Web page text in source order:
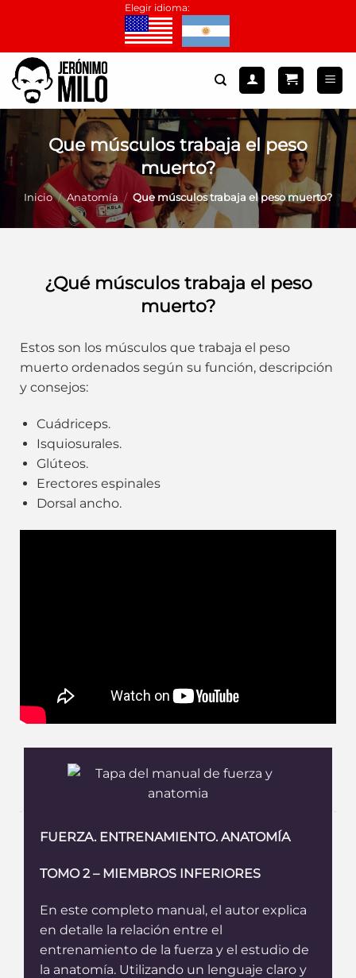
contenido
Elegir idioma:
Que músculos trabaja el peso
muerto?
Inicio / Anatomía / Que músculos trabaja el peso muerto?
¿Qué músculos trabaja el peso
muerto?
Estos son los músculos que trabaja el peso
muerto ordenados según su función, descripción
y consejos:
Cuádriceps.
Isquiosurales.
Glúteos.
Erectores espinales
Dorsal ancho.
FUERZA. ENTRENAMIENTO. ANATOMÍA
TOMO 2 – MIEMBROS INFERIORES
En este completo manual, el autor explica
en detalle la relación entre el
entrenamiento de la fuerza y el estudio de
la anatomía. Utilizando un lenguaje claro y